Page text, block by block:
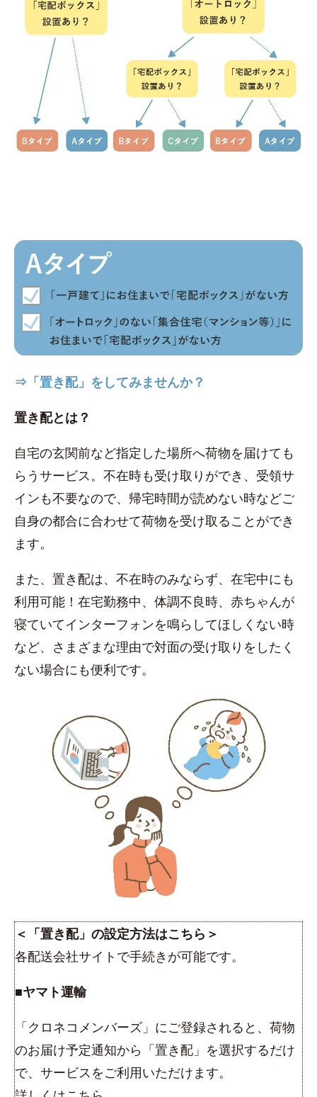
⇒「置き配」をしてみませんか？
置き配とは？
自宅の玄関前など指定した場所へ荷物を届けても
らうサービス。不在時も受け取りができ、受領サ
インも不要なので、帰宅時間が読めない時などご
自身の都合に合わせて荷物を受け取ることができ
ます。
また、置き配は、不在時のみならず、在宅中にも
利用可能！在宅勤務中、体調不良時、赤ちゃんが
寝ていてインターフォンを鳴らしてほしくない時
など、さまざまな理由で対面の受け取りをしたく
ない場合にも便利です。
＜「置き配」の設定方法はこちら＞
各配送会社サイトで手続きが可能です。
■ヤマト運輸
「クロネコメンバーズ」にご登録されると、荷物
のお届け予定通知から「置き配」を選択するだけ
で、サービスをご利用いただけます。